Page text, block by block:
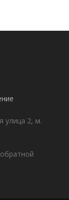
улица 2, м.